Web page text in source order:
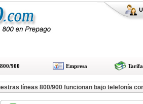
900 Empresa
líneas 800/900 funcionan bajo telefonía